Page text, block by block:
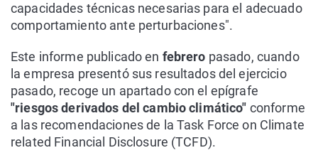
capacidades técnicas necesarias para el adecuado
comportamiento ante perturbaciones".
Este informe publicado en febrero pasado, cuando
la empresa presentó sus resultados del ejercicio
pasado, recoge un apartado con el epígrafe
"riesgos derivados del cambio climático" conforme
a las recomendaciones de la Task Force on Climate
related Financial Disclosure (TCFD).